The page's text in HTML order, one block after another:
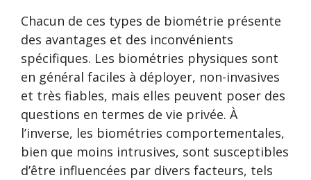
Chacun de ces types de biométrie présente
des avantages et des inconvénients
spécifiques. Les biométries physiques sont
en général faciles à déployer, non-invasives
et très fiables, mais elles peuvent poser des
questions en termes de vie privée. À
l’inverse, les biométries comportementales,
bien que moins intrusives, sont susceptibles
d’être influencées par divers facteurs, tels